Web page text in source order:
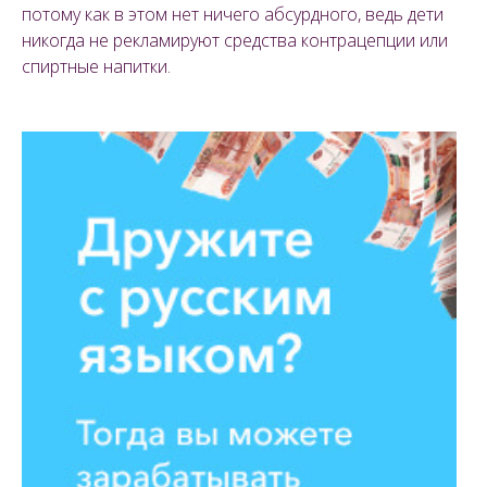
потому как в этом нет ничего абсурдного, ведь дети
никогда не рекламируют средства контрацепции или
спиртные напитки.